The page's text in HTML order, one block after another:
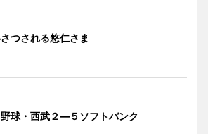
つされる悠仁さま
球・西武２―５ソフトバンク